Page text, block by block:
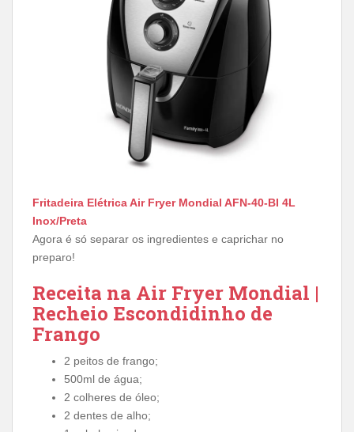
Fritadeira Elétrica Air Fryer Mondial AFN-40-BI 4L
Inox/Preta
Agora é só separar os ingredientes e caprichar no
preparo!
Receita na Air Fryer Mondial |
Recheio Escondidinho de
Frango
2 peitos de frango;
500ml de água;
2 colheres de óleo;
2 dentes de alho;